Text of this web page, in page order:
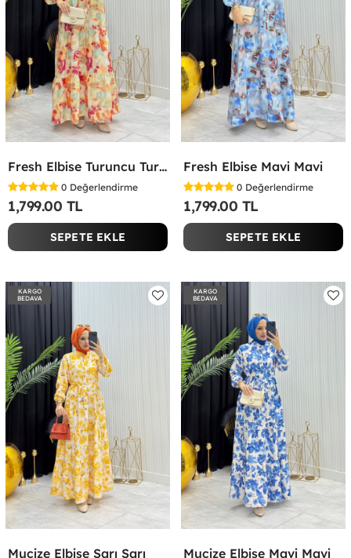
Fresh Elbise Turuncu Turuncu
0 Değerlendirme
1,799.00 TL
SEPETE EKLE
Fresh Elbise Mavi Mavi
0 Değerlendirme
1,799.00 TL
SEPETE EKLE
KARGO
BEDAVA
Mucize Elbise Sarı Sarı
KARGO
BEDAVA
Mucize Elbise Mavi Mavi